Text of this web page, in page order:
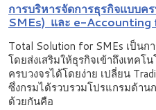
การบริหารจัดการธุรกิจแบบคร
SMEs) และ e-Accounting
Total Solution for SMEs เป็นก
โดยส่งเสริมให้ธุรกิจเข้าถึงเทคโ
ครบวงจรได้โดยง่าย เปลี่ยน
ซึ่งกรมได้รวบรวมโปรแกรมด้าน
ด้วยกันคือ